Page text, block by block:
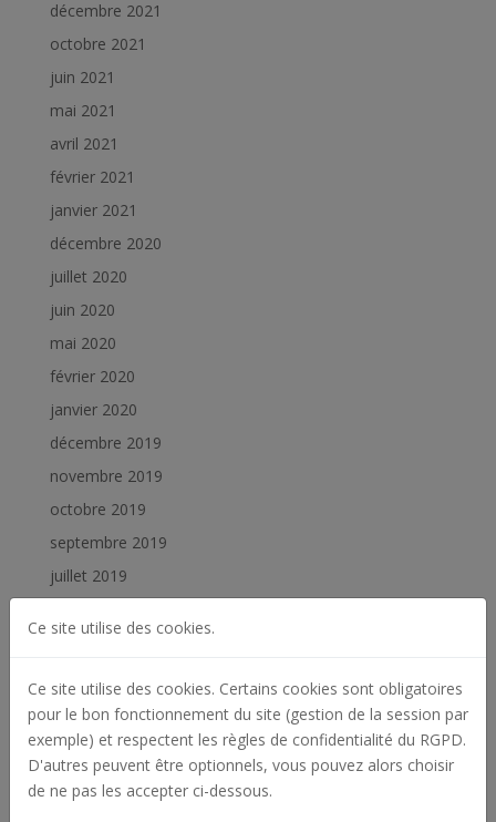
décembre 2021
octobre 2021
juin 2021
mai 2021
avril 2021
février 2021
janvier 2021
décembre 2020
juillet 2020
juin 2020
mai 2020
février 2020
janvier 2020
décembre 2019
novembre 2019
octobre 2019
septembre 2019
juillet 2019
Catégories
Actualités
Archives
Ce site utilise des cookies.
Ce site utilise des cookies. Certains cookies sont obligatoires
pour le bon fonctionnement du site (gestion de la session par
exemple) et respectent les règles de confidentialité du RGPD.
D'autres peuvent être optionnels, vous pouvez alors choisir
de ne pas les accepter ci-dessous.